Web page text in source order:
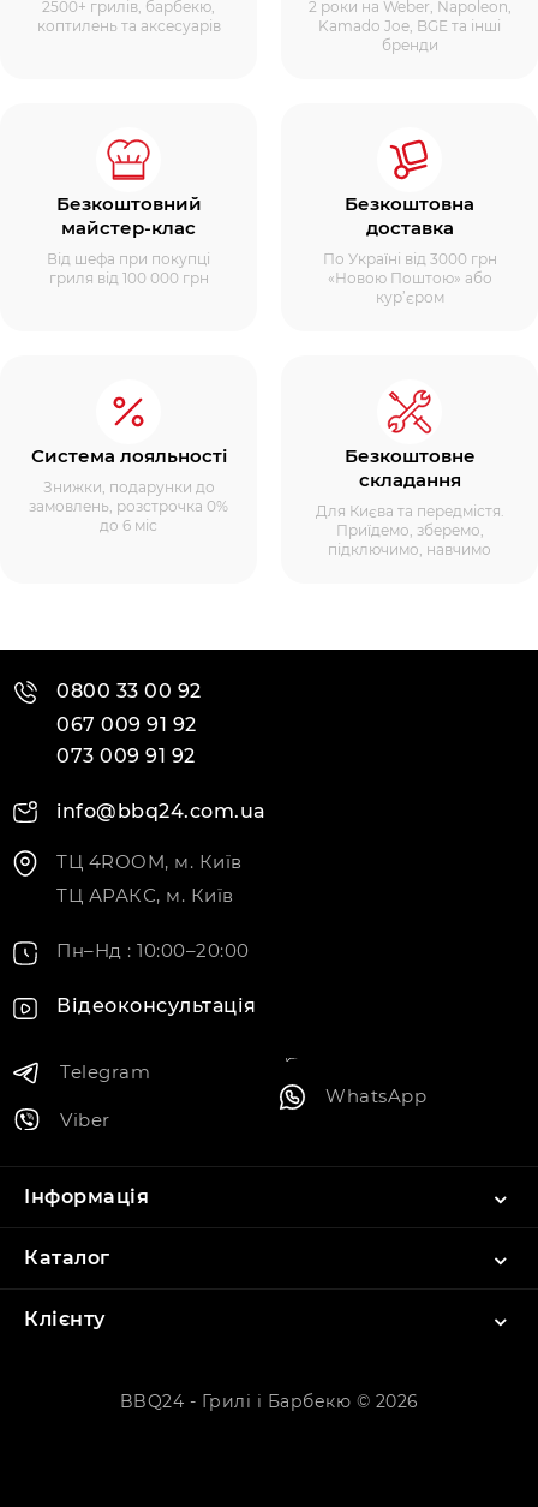
2500+ грилів, барбекю,
коптилень та аксесуарів
2 роки на Weber, Napoleon,
Kamado Joe, BGE та інші
бренди
Безкоштовний
майстер-клас
Від шефа при покупці
гриля від 100 000 грн
Безкоштовна
доставка
По Україні від 3000 грн
«Новою Поштою» або
кур’єром
Система лояльності
Знижки, подарунки до
замовлень, розстрочка 0%
до 6 міс
Безкоштовне
складання
Для Києва та передмістя.
Приїдемо, зберемо,
підключимо, навчимо
0800 33 00 92
067 009 91 92
073 009 91 92
info@bbq24.com.ua
ТЦ 4ROOM, м. Київ
ТЦ АРАКС, м. Київ
Пн–Нд : 10:00–20:00
Відеоконсультація
Telegram
Viber
WhatsApp
Інформація
Каталог
Клієнту
BBQ24 - Грилі і Барбекю © 2026